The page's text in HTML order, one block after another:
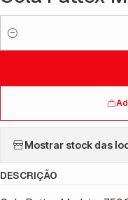
Quantidade
Mostrar stock das
DESCRIÇÃO